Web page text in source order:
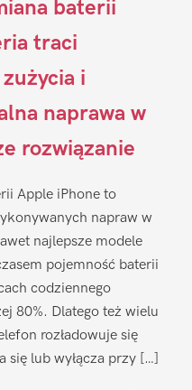
baterii
traci
i
naprawa w
rozwiązanie
Apple iPhone to
napraw w
najlepsze modele
pojemność baterii
codziennego
80%. Dlatego też wielu
rozładowuje się
się lub wyłącza przy […]